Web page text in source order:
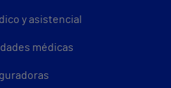
y asistencial
médicas